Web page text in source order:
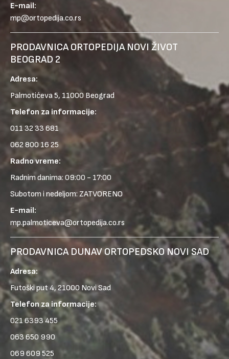
E-mail:
mp@ortopedija.co.rs
PRODAVNICA ORTOPEDIJA NOVI ŽIVOT
BEOGRAD 2
Adresa:
Palmotićeva 5, 11000 Beograd
Telefon za informacije:
011 32 33 681
062 800 16 25
Radno vreme:
Radnim danima: 09:00 - 17:00
Subotom i nedeljom: ZATVORENO
E-mail:
mp.palmoticeva@ortopedija.co.rs
PRODAVNICA DUNAV ORTOPEDSKO NOVI SAD
Adresa:
Futoški put 4, 21000 Novi Sad
Telefon za informacije:
021 6393 455
063 650 990
069 609 525